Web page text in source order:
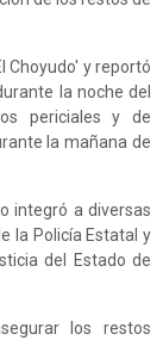
Choyudo' y reportó
la noche del
periciales y de
la mañana de
integró a diversas
la Policía Estatal y
del Estado de
los restos